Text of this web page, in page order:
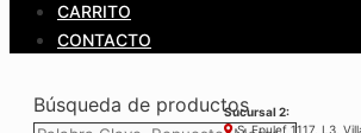
CARRITO
CONTACTO
Búsqueda de productosSucursal 2:
S. Epulef 1117, L3,